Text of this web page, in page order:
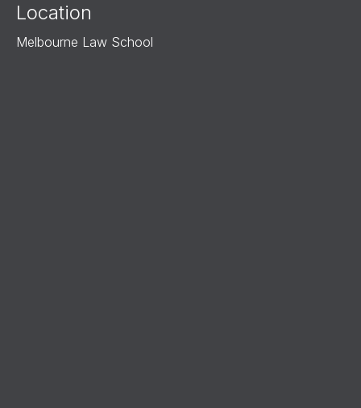
Location
Melbourne Law School